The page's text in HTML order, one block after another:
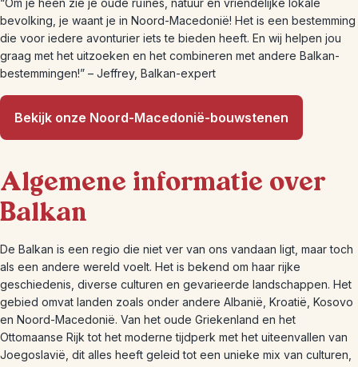
“Om je heen zie je oude ruïnes, natuur en vriendelijke lokale
bevolking, je waant je in Noord-Macedonië! Het is een bestemming
die voor iedere avonturier iets te bieden heeft. En wij helpen jou
graag met het uitzoeken en het combineren met andere Balkan-
bestemmingen!” – Jeffrey, Balkan-expert
Bekijk onze Noord-Macedonië-bouwstenen
Algemene informatie over
Balkan
De Balkan is een regio die niet ver van ons vandaan ligt, maar toch
als een andere wereld voelt. Het is bekend om haar rijke
geschiedenis, diverse culturen en gevarieerde landschappen. Het
gebied omvat landen zoals onder andere Albanië, Kroatië, Kosovo
en Noord-Macedonië. Van het oude Griekenland en het
Ottomaanse Rijk tot het moderne tijdperk met het uiteenvallen van
Joegoslavië, dit alles heeft geleid tot een unieke mix van culturen,